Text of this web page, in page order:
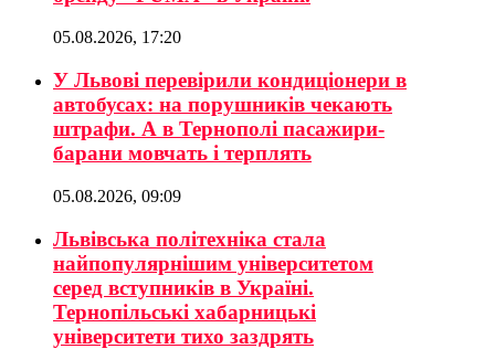
05.08.2026, 17:20
У Львові перевірили кондиціонери в
автобусах: на порушників чекають
штрафи. А в Тернополі пасажири-
барани мовчать і терплять
05.08.2026, 09:09
Львівська політехніка стала
найпопулярнішим університетом
серед вступників в Україні.
Тернопільські хабарницькі
університети тихо заздрять